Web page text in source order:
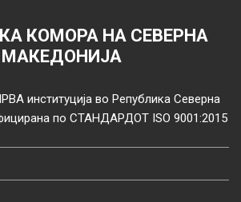
КОМОРА НА СЕВЕРНА
МАКЕДОНИЈА
институција во Република Северна
по СТАНДАРДОТ ISO 9001:2015